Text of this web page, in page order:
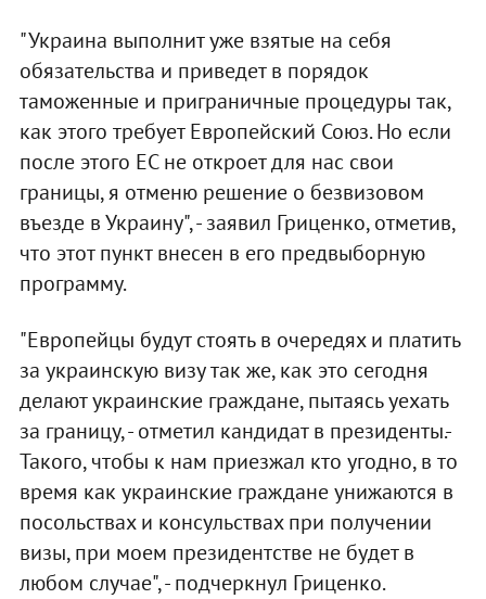
"Украина выполнит уже взятые на себя
обязательства и приведет в порядок
таможенные и приграничные процедуры так,
как этого требует Европейский Союз. Но если
после этого ЕС не откроет для нас свои
границы, я отменю решение о безвизовом
въезде в Украину", - заявил Гриценко, отметив,
что этот пункт внесен в его предвыборную
программу.
"Европейцы будут стоять в очередях и платить
за украинскую визу так же, как это сегодня
делают украинские граждане, пытаясь уехать
за границу, - отметил кандидат в президенты.-
Такого, чтобы к нам приезжал кто угодно, в то
время как украинские граждане унижаются в
посольствах и консульствах при получении
визы, при моем президентстве не будет в
любом случае", - подчеркнул Гриценко.